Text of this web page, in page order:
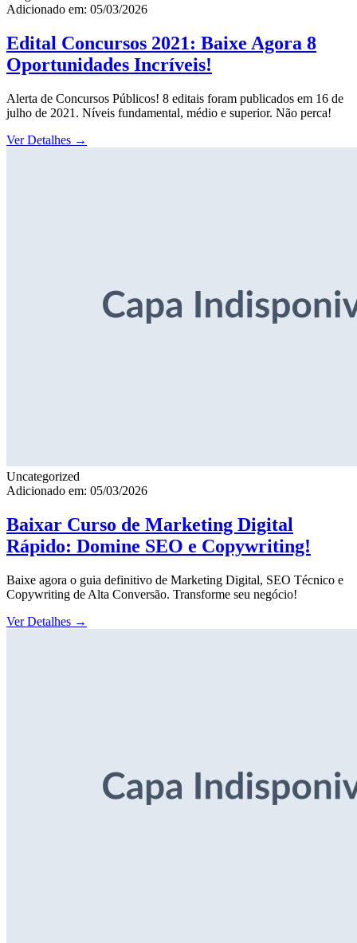
Adicionado em: 05/03/2026
Edital Concursos 2021: Baixe Agora 8
Oportunidades Incríveis!
Alerta de Concursos Públicos! 8 editais foram publicados em 16 de
julho de 2021. Níveis fundamental, médio e superior. Não perca!
Ver Detalhes →
Uncategorized
Adicionado em: 05/03/2026
Baixar Curso de Marketing Digital
Rápido: Domine SEO e Copywriting!
Baixe agora o guia definitivo de Marketing Digital, SEO Técnico e
Copywriting de Alta Conversão. Transforme seu negócio!
Ver Detalhes →